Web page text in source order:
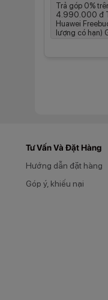
Trả góp 0%
4.990.000 đ
Huawei
lượng có hạn)
Tư Vấn Và Đặt Hàng
Hướng dẫn đặt hàng
Góp ý, khiếu nại